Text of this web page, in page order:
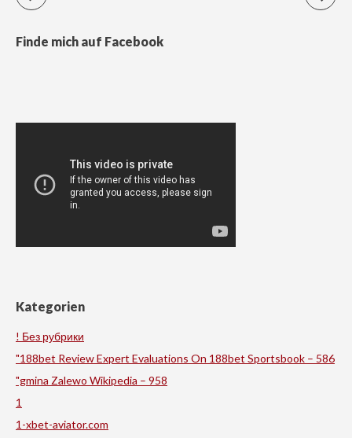
Finde mich auf Facebook
Kategorien
! Без рубрики
"188bet Review Expert Evaluations On 188bet Sportsbook – 586
"gmina Zalewo Wikipedia – 958
1
1-xbet-aviator.com